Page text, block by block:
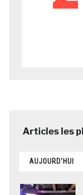
AUJOURD’HUI